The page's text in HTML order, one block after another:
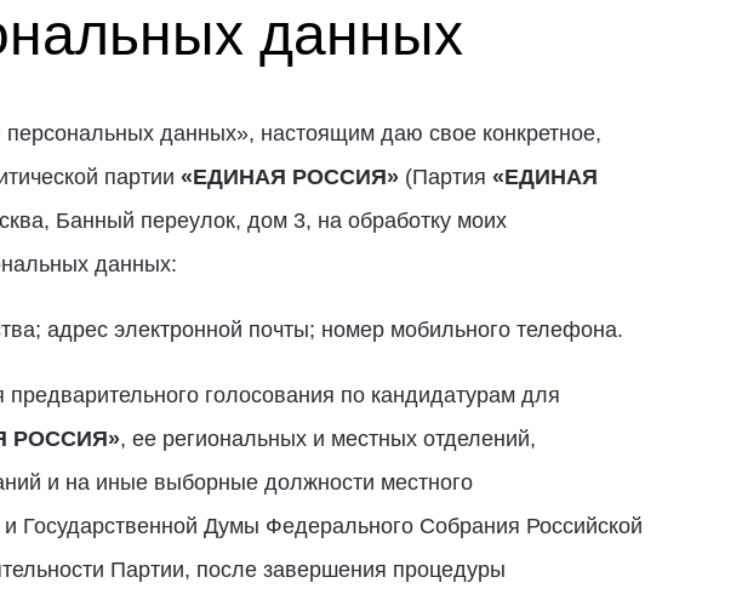
данных
данных», настоящим даю свое конкретное,
партии «ЕДИНАЯ РОССИЯ» (Партия «ЕДИНАЯ
Банный переулок, дом 3, на обработку моих
данных:
адрес электронной почты; номер мобильного телефона.
голосования по кандидатурам для
РОССИЯ», ее региональных и местных отделений,
и на иные выборные должности местного
Государственной Думы Федерального Собрания Российской
Партии, после завершения процедуры